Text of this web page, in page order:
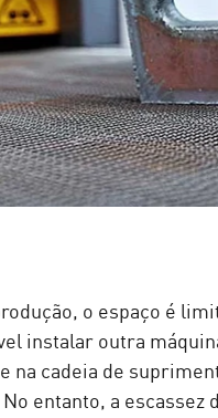
o espaço é
instalar outra
na cadeia de
entanto, a escassez